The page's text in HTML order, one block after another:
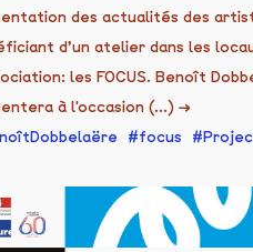
des actualités des
d’un atelier dans les
les FOCUS. Benoît
à l'occasion (...) →
focus